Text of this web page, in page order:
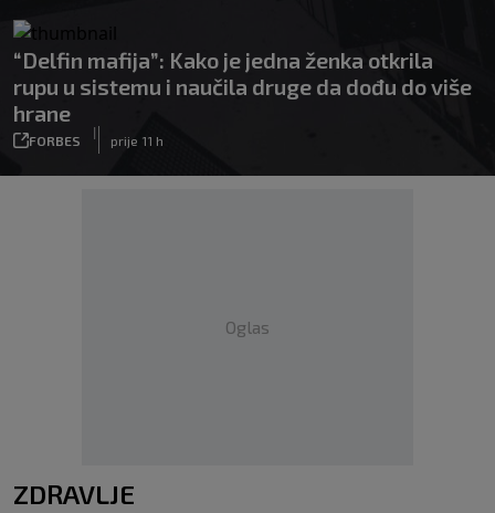
“Delfin mafija”: Kako je jedna ženka otkrila
rupu u sistemu i naučila druge da dođu do više
hrane
FORBES
|
prije 11 h
Oglas
ZDRAVLJE